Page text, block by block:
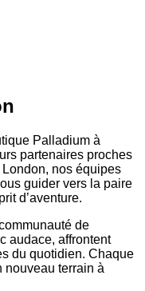
Palladium à
partenaires proches
nos équipes
guider vers la paire
d’aventure.
de
audace, affrontent
du quotidien. Chaque
nouveau terrain à